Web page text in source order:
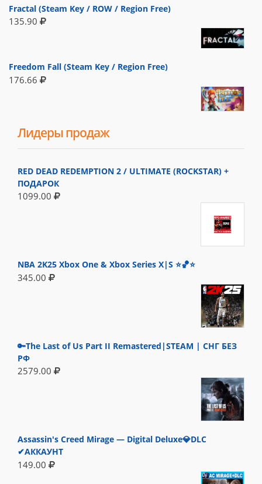
Fractal (Steam Key / ROW / Region Free)
135.90
Freedom Fall (Steam Key / Region Free)
176.66
Лидеры продаж
RED DEAD REDEMPTION 2 / ULTIMATE (ROCKSTAR) +
ПОДАРОК
1099.00
NBA 2K25 Xbox One & Xbox Series X|S ⭐🏀⭐
345.00
🔑The Last of Us Part II Remastered|STEAM | СНГ БЕЗ
РФ
2579.00
Assassin's Creed Mirage — Digital Deluxe💎DLC
✔АККАУНТ
149.00